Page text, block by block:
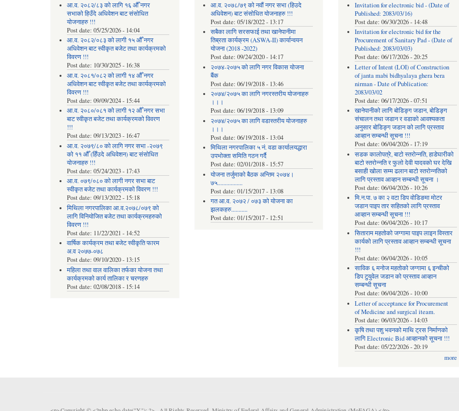
आ.व. २०८२/८३ को लागि १६ औँ नगर
सभाको हिउँदे अधिवेशन बाट संसोधित
योजनाहरु !!!
Post date: 05/25/2026 - 14:04
आ.व. २०८२/०८३ को लागी १५ औँ नगर
अधिवेशन बाट स्वीकृत बजेट तथा कार्यक्रमको
विवरण !!!
Post date: 10/30/2025 - 16:38
आ.व. २०८१/०८२ को लागी १४ औँ नगर
अधिवेशन बाट स्वीकृत बजेट तथा कार्यक्रमको
विवरण !!!
Post date: 09/09/2024 - 15:44
आ.व. २०८०/०८१ को लागी १२ औँ नगर सभा
बाट स्वीकृत बजेट तथा कार्यक्रमको विवरण
!!!
Post date: 09/13/2023 - 16:47
आ.व. २०७९/८० को लागि नगर सभा -२०७९
को ११ औँ (हिँउदे अधिवेशन) बाट संसोधित
योजनाहरु !!!
Post date: 05/24/2023 - 17:43
आ.व. ०७९/०८० को लागी नगर सभा बाट
स्वीकृत बजेट तथा कार्यक्रमको विवरण !!!
Post date: 09/13/2022 - 15:18
मिथिला नगरपालिका आ.व.२०७८/०७९ को
लागि विनियोजित बजेट तथा कार्यक्रमहरुको
विवरण !!!
Post date: 11/22/2021 - 14:52
वार्षिक कार्यक्रम तथा बजेट स्वीकृति फारम
अ.व २०७७-०७८
Post date: 09/10/2020 - 13:15
महिला तथा वाल वालिका तर्फका याेजना तथा
कार्यक्रमकाे कार्य तालिका र चरणहरु
Post date: 02/08/2018 - 15:14
आ.व. २०७८/७९ को नवौं नगर सभा (हिउदे
अधिवेशन) बाट संसोधित योजनाहरु !!!
Post date:05/18/2022 - 13:17
सबैका लागि सरसफाई तथा खानेपानीमा
तिब्रता कार्यक्रम (ASWA-II) कार्यान्वयन
योजना (2018 -2022)
Post date:09/24/2020 - 14:17
२०७४-२०७५ को लागि नगर विकास योजना
बैंक
Post date:06/19/2018 - 13:46
२०७४/२०७५ का लागि नगरस्तरीय योजनाहरु
।।।
Post date:06/19/2018 - 13:09
२०७४/२०७५ का लागि वडास्तरीय योजनाहरु
।।।
Post date:06/19/2018 - 13:04
मिथिला नगरपालिका ५ नं. वडा कार्यालयद्धारा
उपभोक्ता समिति गठन गर्दै
Post date:02/01/2018 - 15:57
याेजना तर्जुमाकाे बैठक अन्तिम २०७४।
७५.................
Post date:01/15/2017 - 13:08
गत आ.व. २०७२ / ०७३ को योजना का
झलकहरु...........
Post date:01/15/2017 - 12:51
Invitation for electronic bid - (Date of
Published: 2083/03/16)
Post date: 06/30/2026 - 14:48
Invitation for electronic bid for the
Procurement of Sanitary Pad - (Date of
Published: 2083/03/03)
Post date: 06/17/2026 - 20:25
Letter of Intent (LOI) of Construction
of janta mabi bidhyalaya ghera bera
nirman - Date of Publication:
2083/03/02
Post date: 06/17/2026 - 07:51
खानेपानीको लागि बोडिङ्ग जडान, बोडिङ्ग
संचालन तथा जडान र वडाको आवश्यकता
अनुसार बोडिङ्ग जडान को लागि प्रस्ताव
आव्हान सम्बन्धी सूचना !!!
Post date: 06/04/2026 - 17:19
सडक कालोपत्रे, बाटो स्तरोन्नति, हाडेघारीको
बाटो स्तरोन्नति र फुलो देवी यादवको घर देखि
बसाही खोला सम्म ढलान बाटो स्तरोन्नतिको
लागि प्रस्ताव आव्हान सम्बन्धी सूचना ।
Post date: 06/04/2026 - 10:26
मि.न.पा. ७ का २ वटा डिप वोडिङमा मोटर
जडान पाइप तार सहितको लागि प्रस्ताव
आव्हान सम्बन्धी सूचना !!!
Post date: 06/04/2026 - 10:17
सिताराम महतोको जग्गामा पाइप लाइन विस्तार
कार्यको लागि प्रस्ताव आव्हान सम्बन्धी सूचना
!!!
Post date: 06/04/2026 - 10:05
साविक ६ मनोज महतोको जग्गामा ६ इन्चीको
डिप टुयुवेल जडान को प्रस्ताव आव्हान
सम्बन्धी सूचना
Post date: 06/04/2026 - 10:00
Letter of acceptance for Procurement
of Medicine and surgical iteam.
Post date: 06/03/2026 - 14:03
कृषि तथा पशु भवनको माथि ट्रस निर्माणको
लागि Electronic Bid आव्हानको सूचना !!!
Post date: 05/22/2026 - 20:19
more